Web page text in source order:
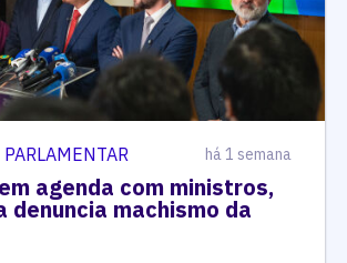
há 1 semana
agenda com ministros,
denuncia machismo da